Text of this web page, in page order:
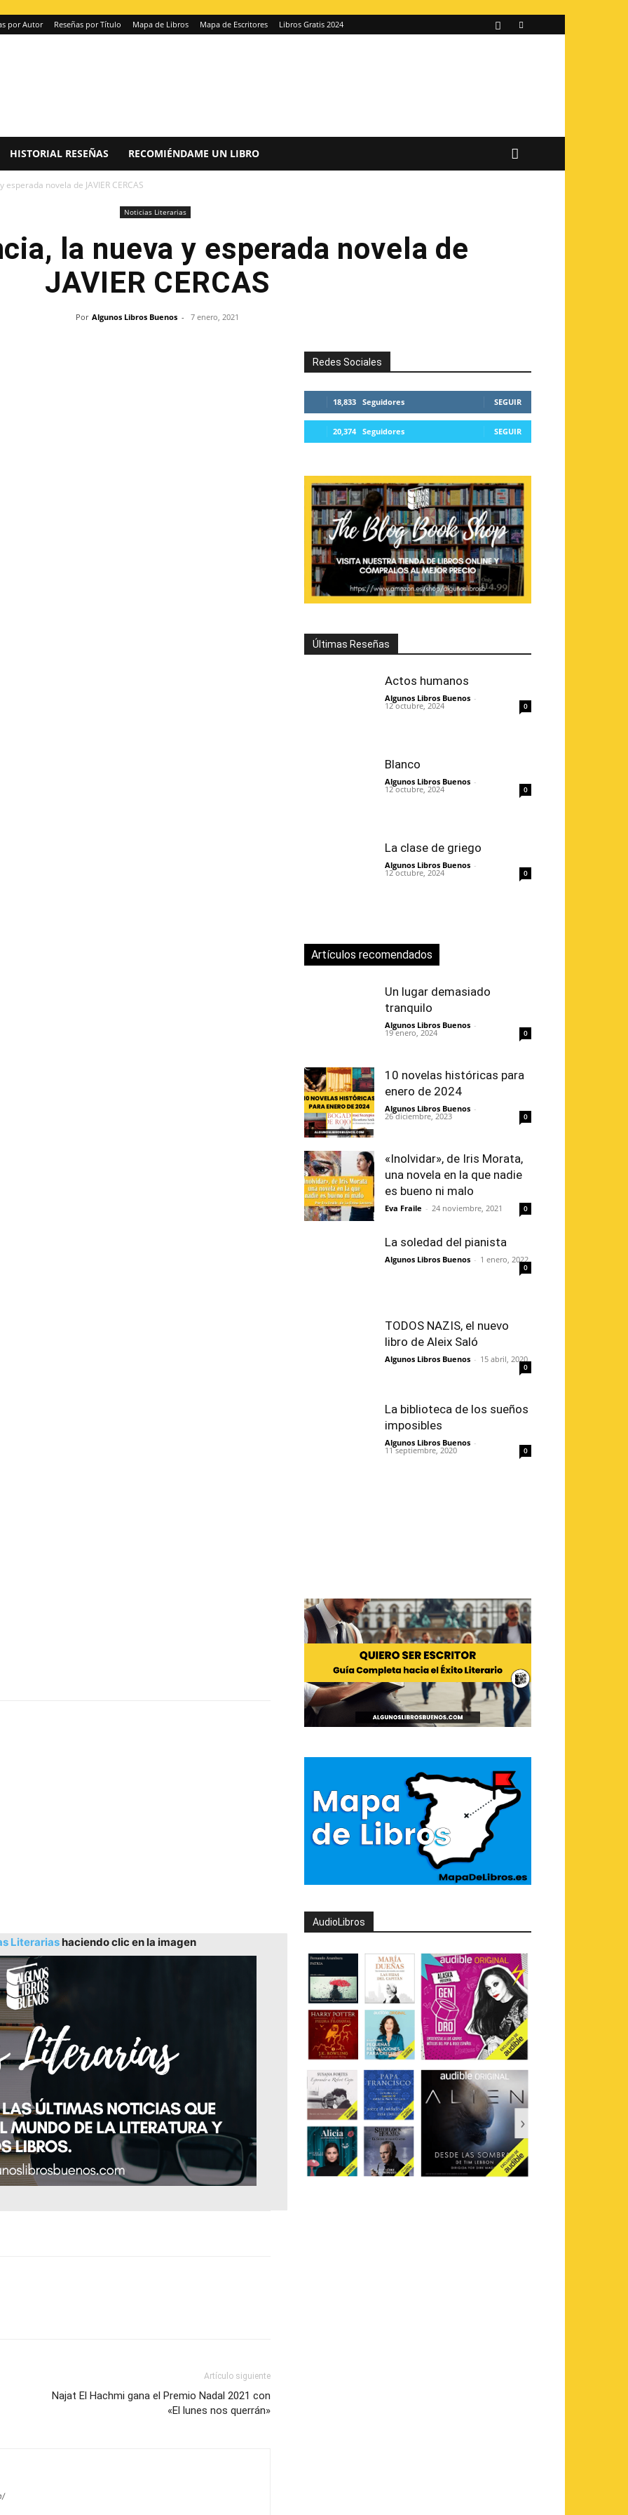
por Autor Reseñas por Título Mapa de Libros Mapa de Escritores Libros Gratis 2024
HISTORIAL RESEÑAS RECOMIÉNDAME UN LIBRO
novela de JAVIER CERCAS
Noticias Literarias
la nueva y esperada novela de
JAVIER CERCAS
Por Algunos Libros Buenos - 7 enero, 2021
Literariashaciendo clic en la imagen
Artículo siguiente
Najat El Hachmi gana el Premio Nadal 2021 con
«El lunes nos querrán»
Redes Sociales
18,833 Seguidores SEGUIR
20,374 Seguidores SEGUIR
Últimas Reseñas
Actos humanos
Algunos Libros Buenos -
12 octubre, 2024 0
Blanco
Algunos Libros Buenos -
12 octubre, 2024 0
La clase de griego
Algunos Libros Buenos -
12 octubre, 2024 0
Artículos recomendados
Un lugar demasiado
tranquilo
Algunos Libros Buenos -
19 enero, 2024 0
10 novelas históricas para
enero de 2024
Algunos Libros Buenos -
26 diciembre, 2023 0
«Inolvidar», de Iris Morata,
una novela en la que nadie
es bueno ni malo
Eva Fraile - 24 noviembre, 2021 0
La soledad del pianista
Algunos Libros Buenos - 1 enero, 2022
0
TODOS NAZIS, el nuevo
libro de Aleix Saló
Algunos Libros Buenos - 15 abril, 2020
0
La biblioteca de los sueños
imposibles
Algunos Libros Buenos -
11 septiembre, 2020 0
AudioLibros